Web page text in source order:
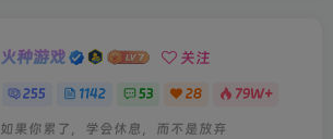
火种游戏 关注
255 1142 53 28 79W+
如果你累了，学会休息，而不是放弃